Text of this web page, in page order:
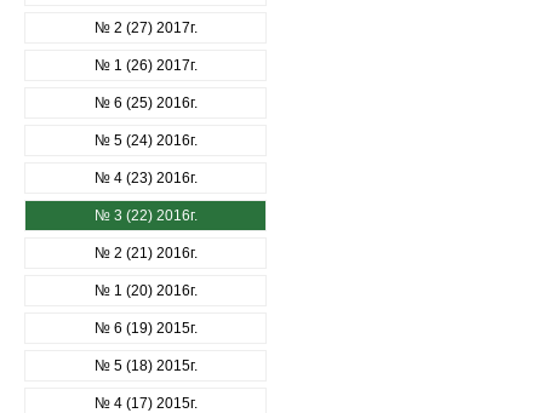
№ 2 (27) 2017г.
№ 1 (26) 2017г.
№ 6 (25) 2016г.
№ 5 (24) 2016г.
№ 4 (23) 2016г.
№ 3 (22) 2016г.
№ 2 (21) 2016г.
№ 1 (20) 2016г.
№ 6 (19) 2015г.
№ 5 (18) 2015г.
№ 4 (17) 2015г.